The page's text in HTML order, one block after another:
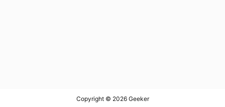
Copyright © 2026Geeker